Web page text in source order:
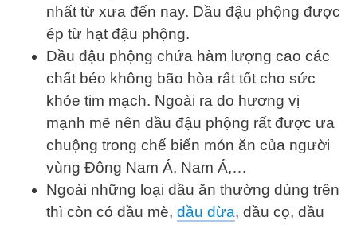
nhất từ xưa đến nay. Dầu đậu phộng được
ép từ hạt đậu phộng.
Dầu đậu phộng chứa hàm lượng cao các
chất béo không bão hòa rất tốt cho sức
khỏe tim mạch. Ngoài ra do hương vị
mạnh mẽ nên dầu đậu phộng rất được ưa
chuộng trong chế biến món ăn của người
vùng Đông Nam Á, Nam Á,…
Ngoài những loại dầu ăn thường dùng trên
thì còn có dầu mè, dầu dừa, dầu cọ, dầu